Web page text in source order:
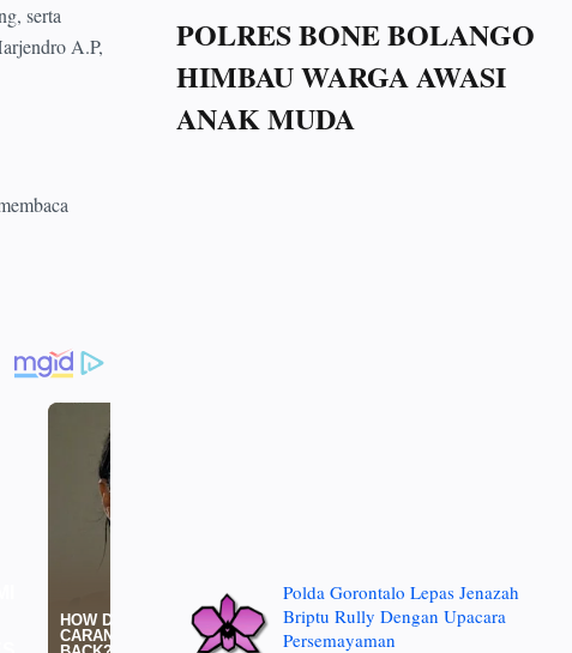
serta
A.P,
POLRES BONE BOLANGO
HIMBAU WARGA AWASI
ANAK MUDA
Polda Gorontalo Lepas Jenazah
Briptu Rully Dengan Upacara
Persemayaman